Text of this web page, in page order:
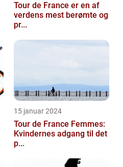
Tour de France er en af
verdens mest berømte og
pr...
15 januar 2024
Tour de France Femmes:
Kvindernes adgang til det
p...